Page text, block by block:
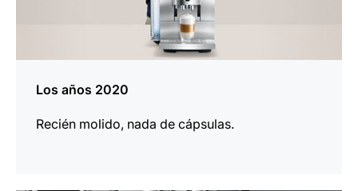
Los años 2020
Recién molido, nada de cápsulas.